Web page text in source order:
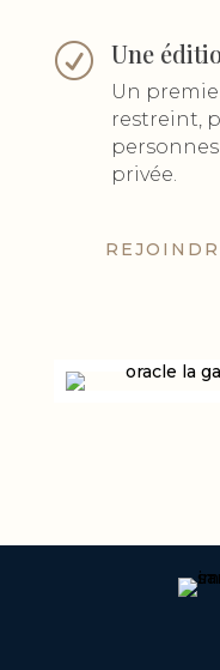
R Une
Un
restreint,
privée.